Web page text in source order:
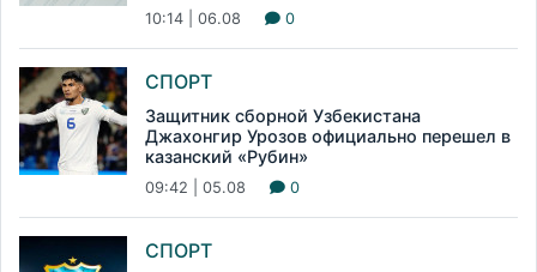
10:14 | 06.08 0
СПОРТ
Защитник сборной Узбекистана
Джахонгир Урозов официально перешел в
казанский «Рубин»
09:42 | 05.08 0
СПОРТ